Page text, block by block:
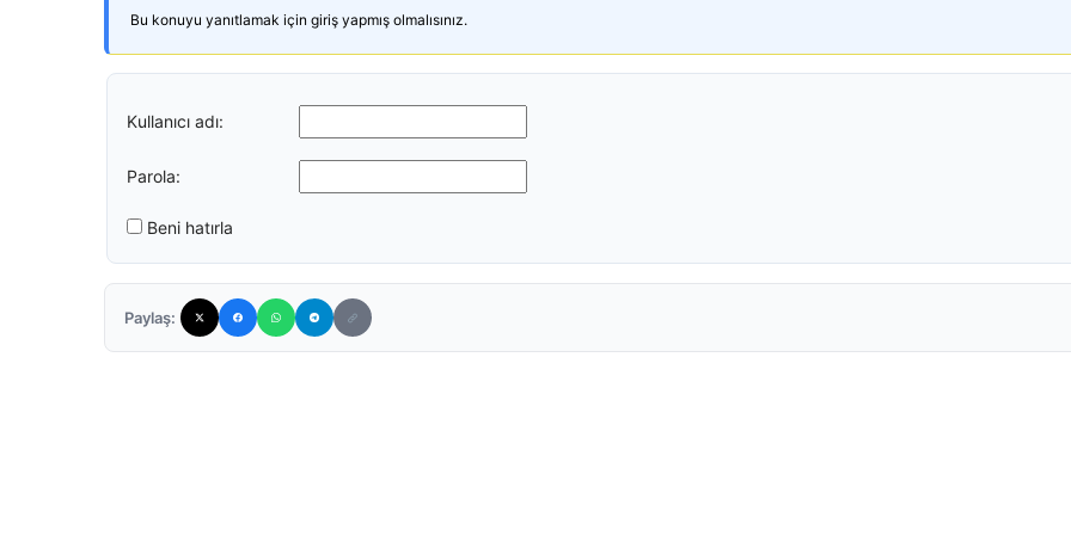
Bu konuyu yanıtlamak için giriş yapmış olmalısınız.
Kullanıcı adı:
Parola:
Beni hatırla
Paylaş: